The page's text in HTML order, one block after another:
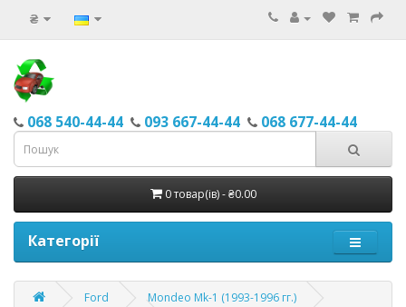
₴
068 540-44-44 093 667-44-44 068 677-44-44
0 товар(ів) - ₴0.00
Категорії
Ford
Mondeo Mk-1 (1993-1996 гг.)